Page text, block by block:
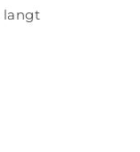
langt